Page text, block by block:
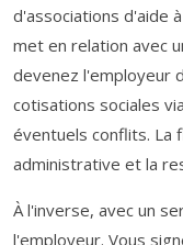
d'associations d'aide
met en relation avec
devenez l'employeur
cotisations sociales
éventuels conflits. La
administrative et la
À l'inverse, avec un
l'employeur. Vous